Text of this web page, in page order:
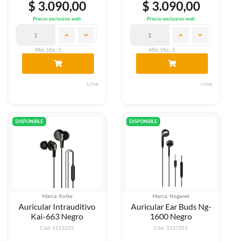
$ 3.090,00
Precio exclusivo web
Min. Vta.: 1
c/iva
$ 3.090,00
Precio exclusivo web
Min. Vta.: 1
c/iva
DISPONIBLE
Marca: Kolke
Auricular Intrauditivo
Kai-663 Negro
Cód: 1123255
DISPONIBLE
Marca: Noganet
Auricular Ear Buds Ng-
1600 Negro
Cód: 1127351